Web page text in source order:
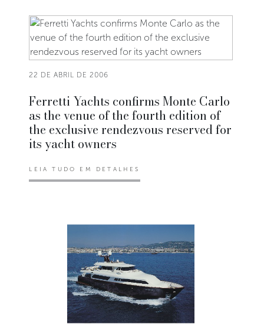
22 DE ABRIL DE 2006
Ferretti Yachts confirms Monte Carlo
as the venue of the fourth edition of
the exclusive rendezvous reserved for
its yacht owners
LEIA TUDO EM DETALHES